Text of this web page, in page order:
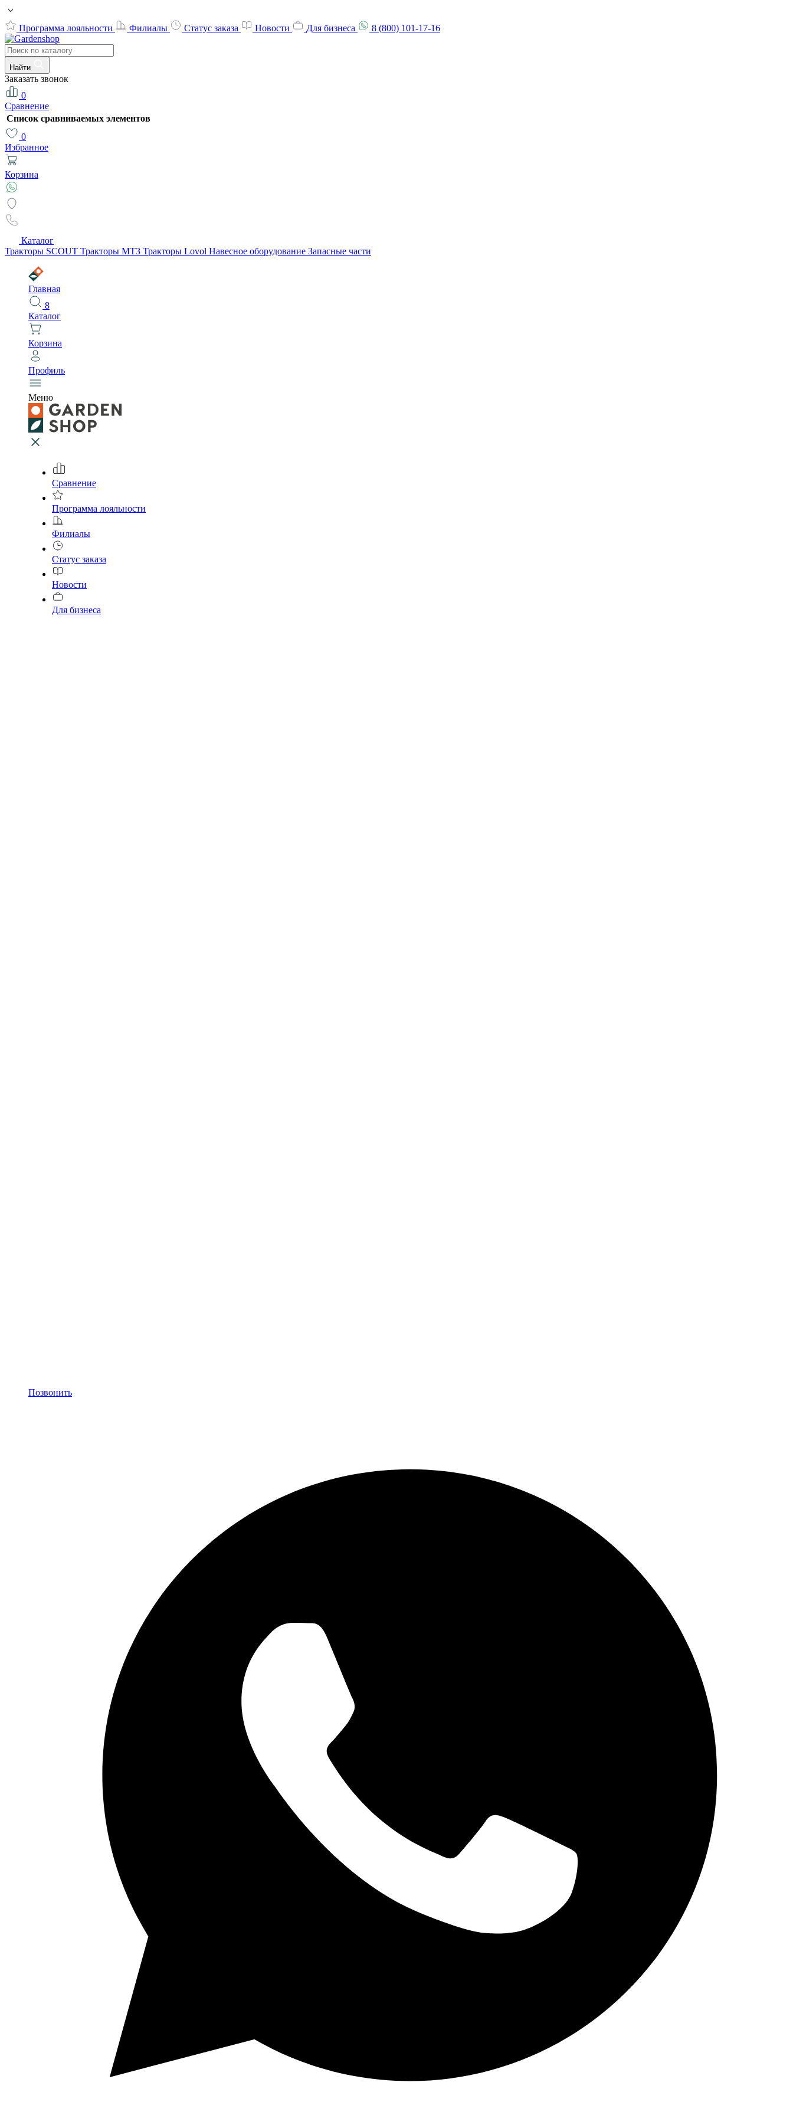
Программа лояльности Филиалы Статус заказа Новости Для бизнеса 8 (800) 101-17-16
Найти
Заказать звонок
0
Сравнение
Список сравниваемых элементов
0
Избранное
Корзина
Каталог
Тракторы SCOUT Тракторы МТЗ Тракторы Lovol Навесное оборудование Запасные части
Главная
8
Каталог
Корзина
Профиль
Меню
Сравнение
Программа лояльности
Филиалы
Статус заказа
Новости
Для бизнеса
Позвонить